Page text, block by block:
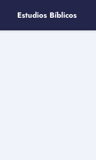
Estudios Bíblicos